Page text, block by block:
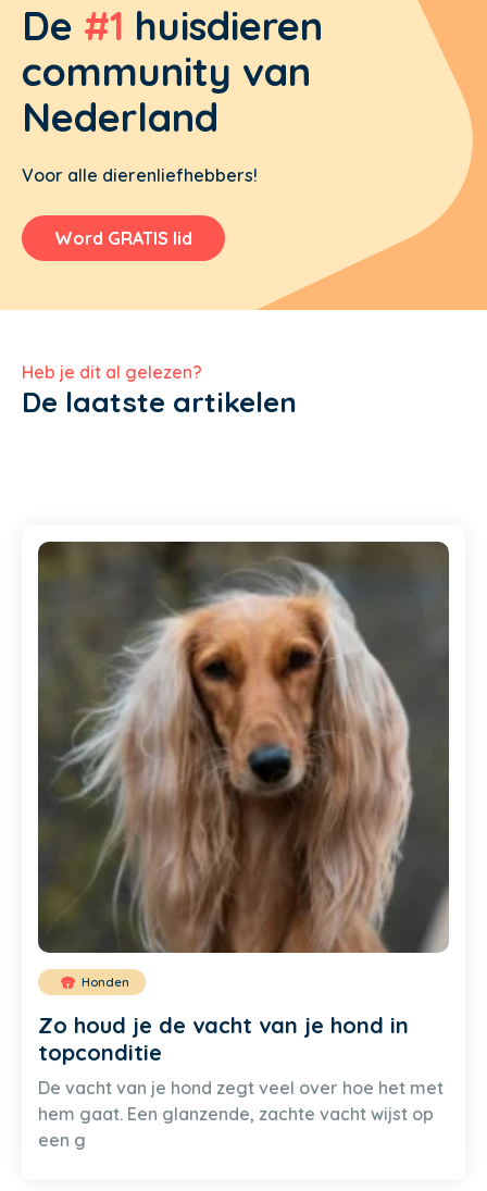
De #1 huisdieren
community van
Nederland
Voor alle dierenliefhebbers!
Word GRATIS lid
Heb je dit al gelezen?
De laatste artikelen
Honden
Zo houd je de vacht van je hond in
topconditie
De vacht van je hond zegt veel over hoe het met
hem gaat. Een glanzende, zachte vacht wijst op
een g